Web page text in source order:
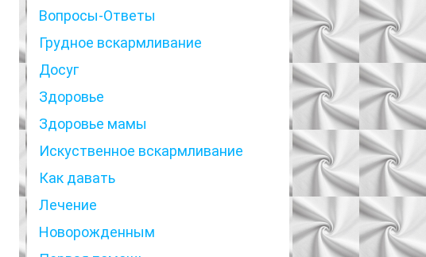
Вопросы-Ответы
Грудное вскармливание
Досуг
Здоровье
Здоровье мамы
Искуственное вскармливание
Как давать
Лечение
Новорожденным